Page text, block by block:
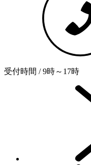
受付時間 / 9時～17時